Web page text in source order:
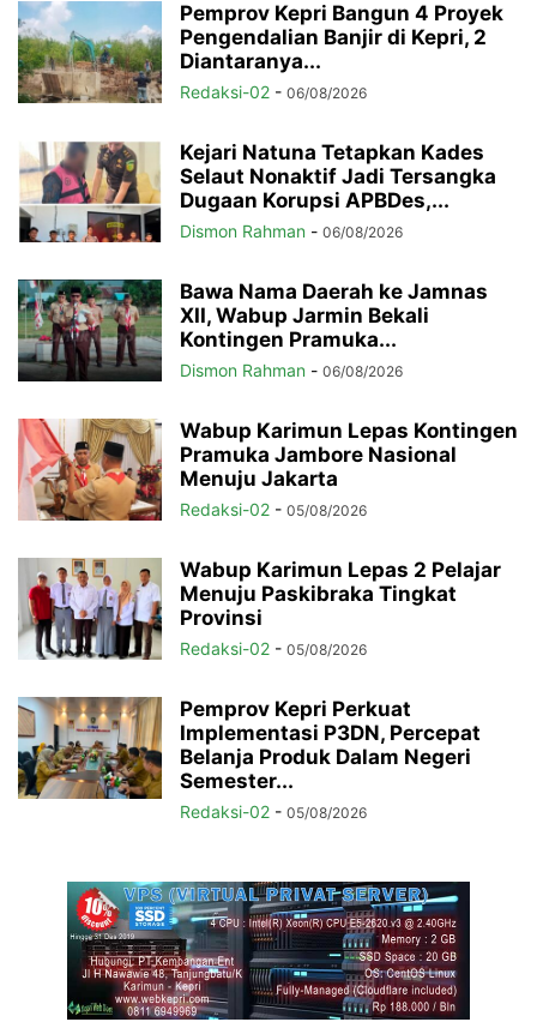
Pemprov Kepri Bangun 4 Proyek
Pengendalian Banjir di Kepri, 2
Diantaranya...
Redaksi-02 - 06/08/2026
Kejari Natuna Tetapkan Kades
Selaut Nonaktif Jadi Tersangka
Dugaan Korupsi APBDes,...
Dismon Rahman - 06/08/2026
Bawa Nama Daerah ke Jamnas
XII, Wabup Jarmin Bekali
Kontingen Pramuka...
Dismon Rahman - 06/08/2026
Wabup Karimun Lepas Kontingen
Pramuka Jambore Nasional
Menuju Jakarta
Redaksi-02 - 05/08/2026
Wabup Karimun Lepas 2 Pelajar
Menuju Paskibraka Tingkat
Provinsi
Redaksi-02 - 05/08/2026
Pemprov Kepri Perkuat
Implementasi P3DN, Percepat
Belanja Produk Dalam Negeri
Semester...
Redaksi-02 - 05/08/2026